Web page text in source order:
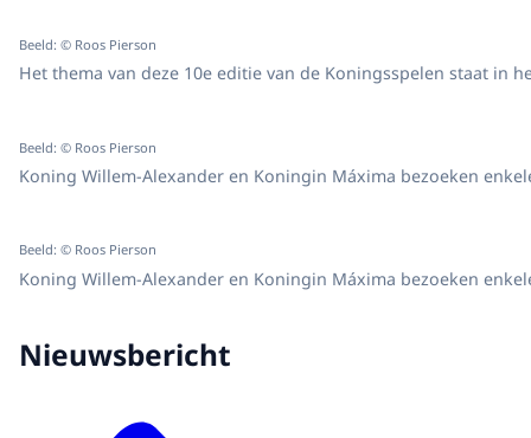
Beeld: © Roos Pierson
Het thema van deze 10e editie van de Koningsspelen staat in
Beeld: © Roos Pierson
Koning Willem-Alexander en Koningin Máxima bezoeken
Beeld: © Roos Pierson
Koning Willem-Alexander en Koningin Máxima bezoeken
Nieuwsbericht